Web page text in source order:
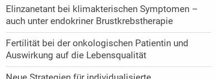
Elinzanetant bei klimakterischen Symptomen –
auch unter endokriner Brustkrebstherapie
Fertilität bei der onkologischen Patientin und
Auswirkung auf die Lebensqualität